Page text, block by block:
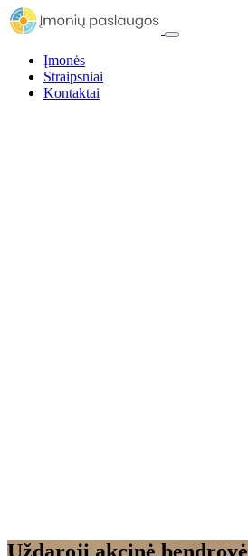
Įmonės
Straipsniai
Kontaktai